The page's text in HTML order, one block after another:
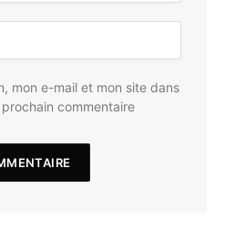
mon e-mail et mon site dans
commentaire